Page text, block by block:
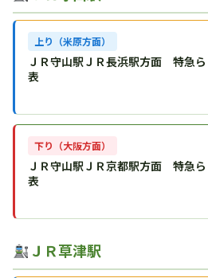
上り（米原方面）
ＪＲ守山駅ＪＲ長浜駅方面 特急
表
下り（大阪方面）
ＪＲ守山駅ＪＲ京都駅方面 特急
表
ＪＲ草津駅